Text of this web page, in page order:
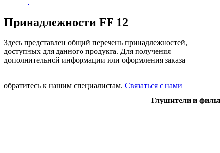
Принадлежности FF 12
Здесь представлен общий перечень принадлежностей,
доступных для данного продукта. Для получения
дополнительной информации или оформления заказа
обратитесь к нашим специалистам. Связаться с нами
Глушители и